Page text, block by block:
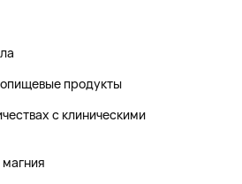
продукты
с клиническими